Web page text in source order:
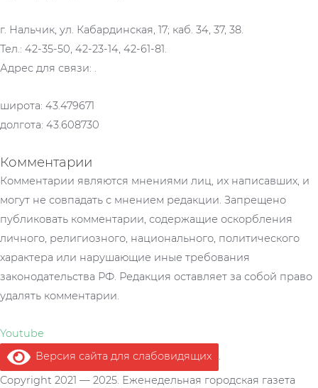
г. Нальчик, ул. Кабардинская, 17; каб. 34, 37, 38.
Тел.: 42-35-50, 42-23-14, 42-61-81.
Адрес для связи: .
широта: 43.479671
долгота: 43.608730
Комментарии
Комментарии являются мнениями лиц, их написавших, и
могут не совпадать с мнением редакции. Запрещено
публиковать комментарии, содержащие оскорбления
личного, религиозного, национального, политического
характера или нарушающие иные требования
законодательства РФ. Редакция оставляет за собой право
удалять комментарии.
Youtube
Версия сайта для слабовидящих
.
Copyright 2021 — 2025. Еженедельная городская газета